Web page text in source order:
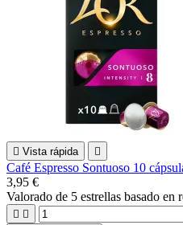
 Vista rápida 
Café Espresso Sontuoso 10
3,95 €
Valorado de 5 estrellas basado en
 